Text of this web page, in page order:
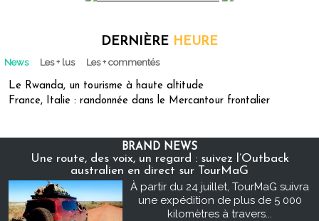
DERNIÈRE HEURE
News Les + lus Les + commentés
Le Rwanda, un tourisme à haute altitude
France, Italie : randonnée dans le Mercantour frontalier
BRAND NEWS
Une route, des voix, un regard : suivez l’Outback
australien en direct sur TourMaG
À partir du 24 juillet, TourMaG suivra
une expédition de plus de 5 000
kilomètres à travers...